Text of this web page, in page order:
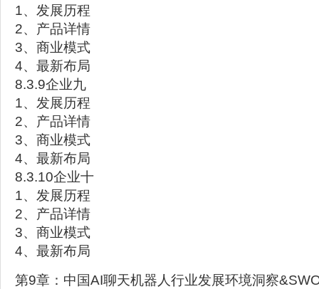
1、发展历程
2、产品详情
3、商业模式
4、最新布局
8.3.9企业九
1、发展历程
2、产品详情
3、商业模式
4、最新布局
8.3.10企业十
1、发展历程
2、产品详情
3、商业模式
4、最新布局
第9章：中国AI聊天机器人行业发展环境洞察